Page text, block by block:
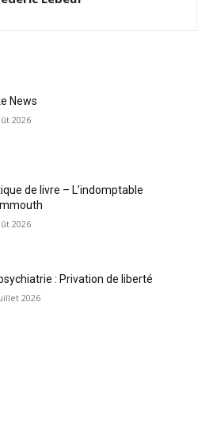
News
2026
de livre – L’indomptable
2026
: Privation de liberté
2026